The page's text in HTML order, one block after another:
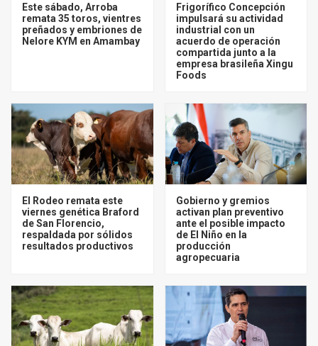
Este sábado, Arroba
remata 35 toros, vientres
preñados y embriones de
Nelore KYM en Amambay
Frigorífico Concepción
impulsará su actividad
industrial con un
acuerdo de operación
compartida junto a la
empresa brasileña Xingu
Foods
El Rodeo remata este
viernes genética Braford
de San Florencio,
respaldada por sólidos
resultados productivos
Gobierno y gremios
activan plan preventivo
ante el posible impacto
de El Niño en la
producción
agropecuaria